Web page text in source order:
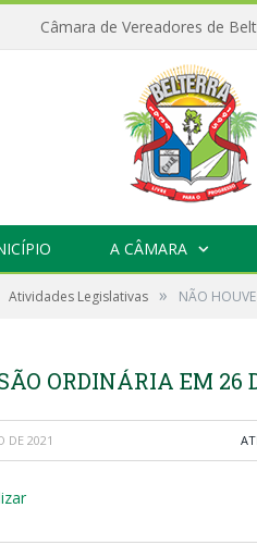
A CÂMARA
Atividades Legislativas » NÃO HOUVE
ORDINÁRIA EM 26
DE 2021